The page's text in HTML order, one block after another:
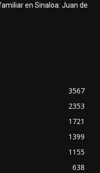
en Sinaloa: Juan de
3567
2353
1721
1399
1155
638